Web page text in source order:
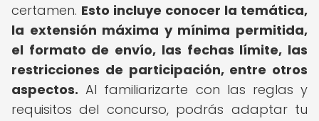
certamen. Esto incluye conocer la temática,
la extensión máxima y mínima permitida,
el formato de envío, las fechas límite, las
restricciones de participación, entre otros
aspectos. Al familiarizarte con las reglas y
requisitos del concurso, podrás adaptar tu